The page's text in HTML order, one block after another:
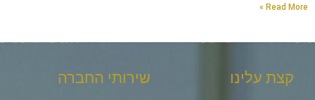
Read More »
קצת עלינו שירותי החברה